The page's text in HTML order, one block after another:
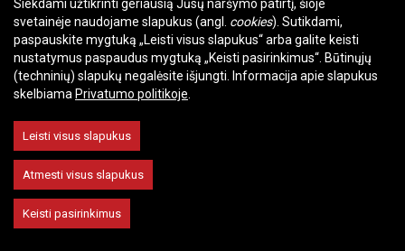
© 2026 Valstybinė kultūros paveldo komisija. Visos teisės saugomos.
Keisti slapukų nustatymus
Siekdami užtikrinti geriausią Jūsų naršymo patirtį, šioje
svetainėje naudojame slapukus (angl. cookies). Sutikdami,
paspauskite mygtuką „Leisti visus slapukus“ arba galite keisti
nustatymus paspaudus mygtuką „Keisti pasirinkimus“. Būtinųjų
(techninių) slapukų negalėsite išjungti. Informacija apie slapukus
skelbiama Privatumo politikoje
Leisti visus slapukus
Atmesti visus slapukus
Keisti pasirinkimus